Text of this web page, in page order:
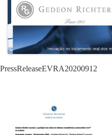
HOME
GEDEON RICHTER PORTUGAL
ÁREAS TERAPÊUTICAS
PressReleaseEVRA20200912